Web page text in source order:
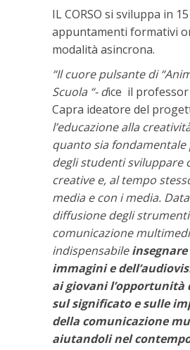
IL CORSO si sviluppa in 15
appuntamenti formativi
modalità asincrona.
“Il cuore pulsante di
Scuola “- dice il
Capra ideatore del
l’educazione alla
quanto sia
degli studenti sviluppare
creative e, al tempo
media e con i media.
diffusione degli
comunicazione
indispensabileinsegnare
immagini e
ai giovani
sul significato e sulle
della comunicazione
aiutandoli nel